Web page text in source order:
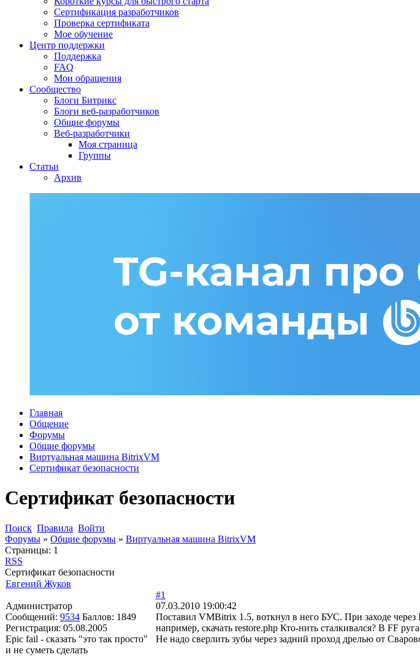
Сертификация разработчиков
Проверка сертификата
Мое обучение
Центр поддержки
Поддержка
FAQ
Мои обращения
Сообщество
Блоги Битрикс
Блоги веб-разработчиков
Общие форумы
Веб-разработчики
Моя страница
Группы
Статьи
Архив
Главная
Общение
Форумы
Общие форумы
Виртуальная машина BitrixVM
Сертификат безопасности
Сертификат безопасности
Поиск Правила Войти
Форумы » Общие форумы » Виртуальная машина BitrixVM
Страницы: 1
RSS
Сертификат безопасности
Евгений Жуков
Администратор
Сообщений: 9534 Баллов: 1849
Регистрация: 05.08.2005
Epic fail - сказать "это так просто"
и не суметь сделать
#1
07.03.2010 19:00:42
Поставил VMBitrix 1.5, воткнул в него БУС. При заходе через
например, скачать restore.php Кто-нить сталкивался? В FF
Не надо сверлить зубы через задний проход дрелью от